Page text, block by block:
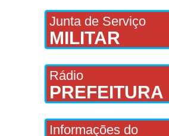
Junta de Serviço
MILITAR
Rádio
PREFEITURA
Informações do